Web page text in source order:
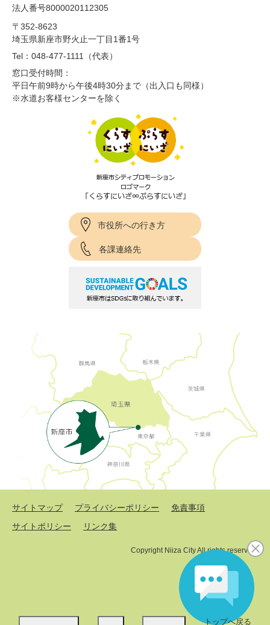
トップへ戻る
法人番号8000020112305
〒352-8623
埼玉県新座市野火止一丁目1番1号
Tel：048-477-1111（代表）
窓口受付時間：
平日午前9時から午後4時30分まで（出入口も同様）
※水道お客様センターを除く
市役所への行き方
各課連絡先
サイトマップ プライバシーポリシー
免責事項
サイトポリシー
リンク集
Copyright Niiza City All rights reserved.